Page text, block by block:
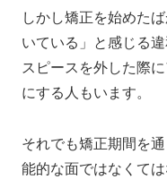
しかし矯正を始めた
いている」と感じる
スピースを外した際
にする人もいます。
それでも矯正期間を
能的な面ではなくては